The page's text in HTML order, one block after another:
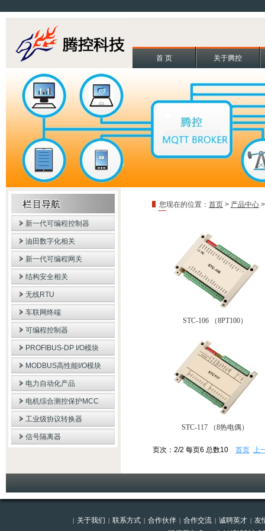
首 页 关于腾控
STC-106 （8PT100）
STC-117 （8热电偶）
页次：2/2 每页6 总数10 首页 上
新一代可编程控制器
油田数字化相关
新一代可编程网关
结构安全相关
无线RTU
车联网终端
可编程控制器
PROFIBUS-DP I/O模块
MODBUS高性能I/O模块
电力自动化产品
电机综合测控保护MCC
工业级协议转换器
信号隔离器
您现在的位置： 首页 > 产品中心
| 关于我们 | 联系方式 | 合作伙伴 | 合作交流 | 诚聘英才 | 友